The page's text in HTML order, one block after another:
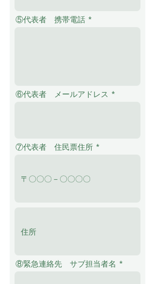
⑤代表者 携帯電話
⑥代表者 メールアドレス
⑦代表者 住民票住所
⑧緊急連絡先 サブ担当者名